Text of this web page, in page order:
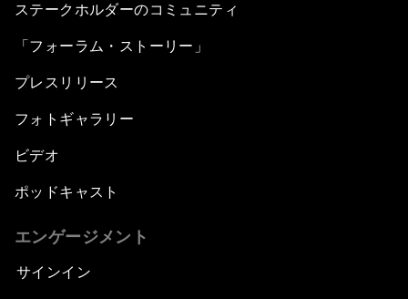
ステークホルダーのコミュニティ
「フォーラム・ストーリー」
プレスリリース
フォトギャラリー
ビデオ
ポッドキャスト
エンゲージメント
サインイン